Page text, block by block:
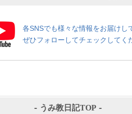
各SNSでも様々な情報をお届けし
ぜひフォローしてチェックしてく
- うみ教日記TOP -